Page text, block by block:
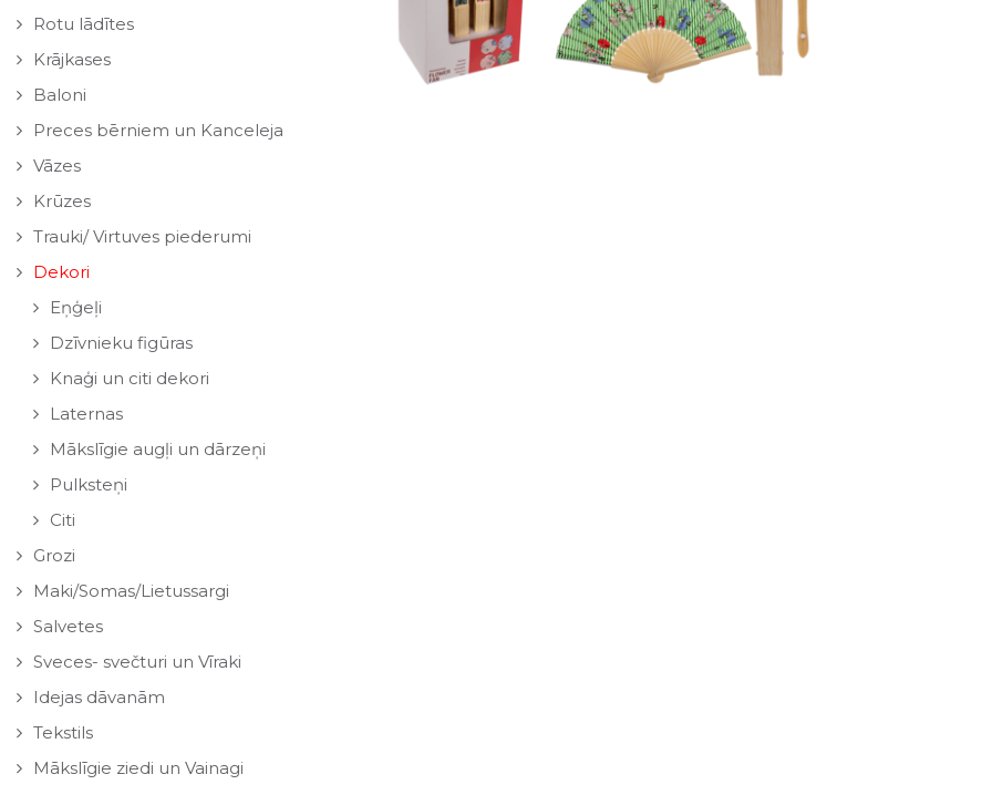
Rotu lādītes
Krājkases
Baloni
Preces bērniem un Kanceleja
Vāzes
Krūzes
Trauki/ Virtuves piederumi
Dekori
Eņģeļi
Dzīvnieku figūras
Knaģi un citi dekori
Laternas
Mākslīgie augļi un dārzeņi
Pulksteņi
Citi
Grozi
Maki/Somas/Lietussargi
Salvetes
Sveces- svečturi un Vīraki
Idejas dāvanām
Tekstils
Mākslīgie ziedi un Vainagi